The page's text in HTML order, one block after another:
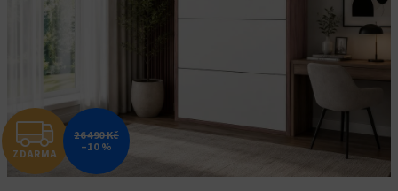
Z
D
ZDARMA
26 490 Kč
–10 %